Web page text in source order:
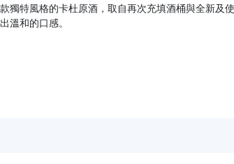
獨特風格的卡杜原酒，取自再次充填酒桶與全新及
溫和的口感。